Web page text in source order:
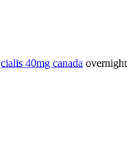
cialis 40mg canada overnight